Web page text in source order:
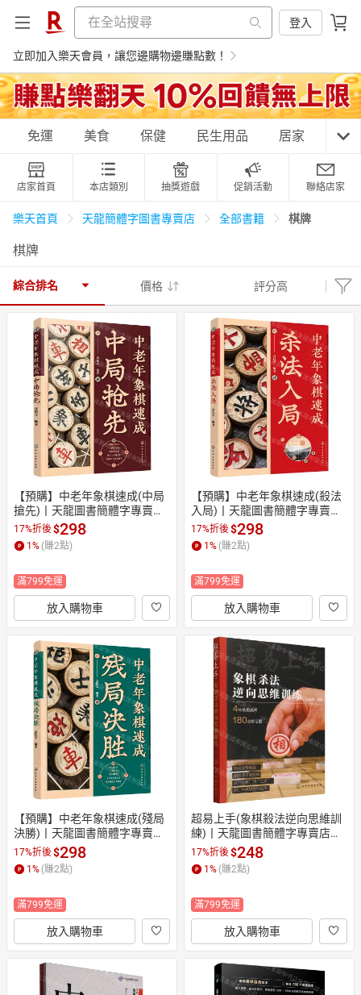
登入
立即加入樂天會員，讓您邊購物邊賺點數！
購物網分類
天天免運 美食蛋糕 養生保健 民生用品
居家生活 3C家電 親子玩具
女裝 男裝 化妝保養 情趣用品
日本購物 電子/紙本書
HOT
免運 美食 保健 民生用品 居家 3C
店家首頁 本店類別 抽獎遊戲 促銷活動 聯絡店家
樂天首頁 天龍簡體字圖書專賣店 全部書籍 棋牌
棋牌
綜合排名 價格 評分高
【預購】中老年象棋速成(中局
搶先)丨天龍圖書簡體字專賣店
丨9787122434173 (tl2610)
17%折後$298
1 % (賺2點)
滿799免運
放入購物車
【預購】中老年象棋速成(殺法
入局)丨天龍圖書簡體字專賣店
丨9787122430830 (tl2610)
17%折後$298
1 % (賺2點)
滿799免運
放入購物車
【預購】中老年象棋速成(殘局
決勝)丨天龍圖書簡體字專賣店
丨9787122432315 (tl2610)
17%折後$298
1% (賺2點)
滿799免運
放入購物車
超易上手(象棋殺法逆向思維訓
練)丨天龍圖書簡體字專賣店丨
9787122504517 (tl2609)
17%折後$248
1% (賺2點)
滿799免運
放入購物車